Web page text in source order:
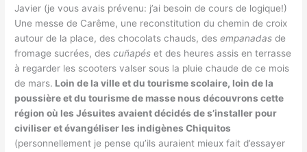
Javier (je vous avais prévenu: j’ai besoin de cours de logique!)
Une messe de Carême, une reconstitution du chemin de croix
autour de la place, des chocolats chauds, desempanadas de
fromage sucrées, descuñapés et des heures assis en terrasse
à regarder les scooters valser sous la pluie chaude de ce mois
de mars. Loin de la ville et du tourisme scolaire, loin de la
poussière et du tourisme de masse nous découvrons cette
région où les Jésuites avaient décidés de s’installer pour
civiliser et évangéliser les indigènes Chiquitos
(personnellement je pense qu’ils auraient mieux fait d’essayer